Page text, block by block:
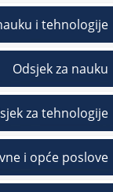
i tehnologije
Odsjek za nauku
za tehnologije
i opće poslove